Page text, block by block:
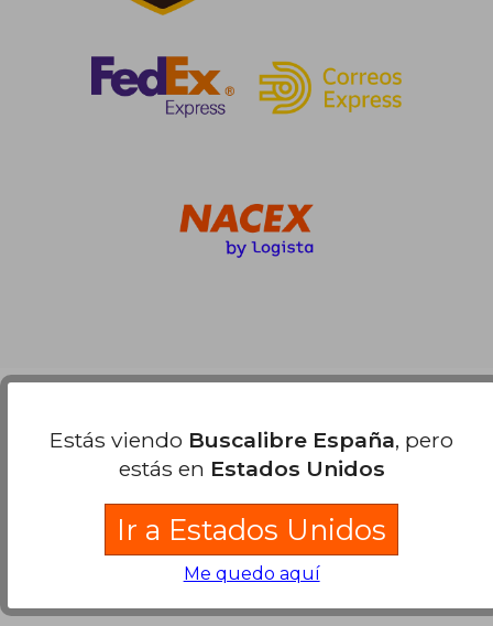
Estás viendo Buscalibre España, pero
estás en Estados Unidos
Ir a Estados Unidos
Me quedo aquí